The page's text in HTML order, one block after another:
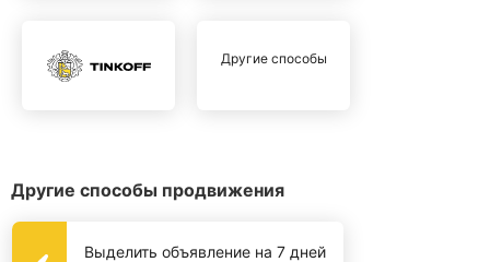
Другие способы
Другие способы продвижения
Выделить объявление на 7 дней